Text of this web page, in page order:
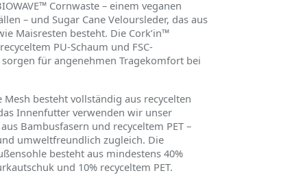
Cornwaste – einem veganen
llen – und Sugar Cane Veloursleder, das aus
Maisresten besteht. Die Cork’in™
PU-Schaum und FSC-
für angenehmen Tragekomfort bei
Mesh besteht vollständig aus recycelten
Innenfutter verwenden wir unser
Bambusfasern und recyceltem PET –
umweltfreundlich zugleich. Die
besteht aus mindestens 40%
und 10% recyceltem PET.